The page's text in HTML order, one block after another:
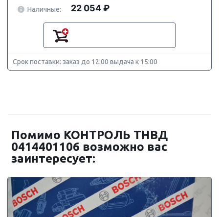
Наличные:
22 054 ₽
Срок поставки: заказ до 12:00 выдача к 15:00
Помимо КОНТРОЛЬ ТНВД
0414401106 возможно вас
заинтересует: